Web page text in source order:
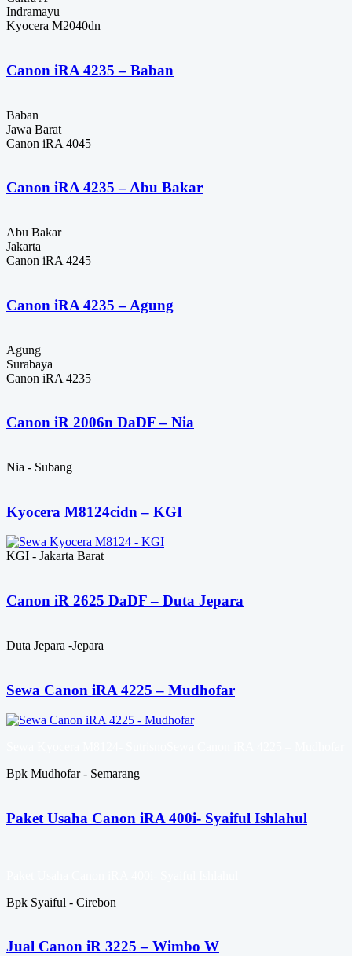
Indramayu
Kyocera M2040dn
Canon iRA 4235 – Baban
Baban
Jawa Barat
Canon iRA 4045
Canon iRA 4235 – Abu Bakar
Abu Bakar
Jakarta
Canon iRA 4245
Canon iRA 4235 – Agung
Agung
Surabaya
Canon iRA 4235
Canon iR 2006n DaDF – Nia
Nia - Subang
Kyocera M8124cidn – KGI
KGI - Jakarta Barat
Canon iR 2625 DaDF – Duta Jepara
Duta Jepara -Jepara
Sewa Canon iRA 4225 – Mudhofar
Bpk Mudhofar - Semarang
Paket Usaha Canon iRA 400i- Syaiful Ishlahul
Bpk Syaiful - Cirebon
Jual Canon iR 3225 – Wimbo W